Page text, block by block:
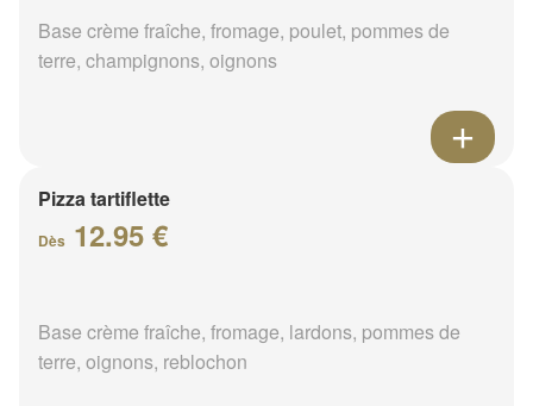
Base crème fraîche, fromage, poulet, pommes de
terre, champignons, oignons
Pizza tartiflette
Dès 12.95 €
Base crème fraîche, fromage, lardons, pommes de
terre, oignons, reblochon